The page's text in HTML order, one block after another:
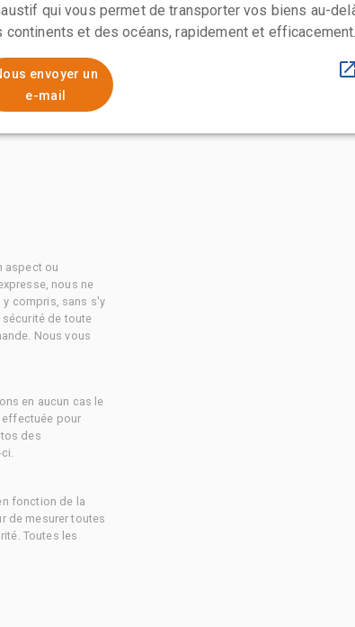
qui vous permet de transporter vos biens au-
continents et des océans, rapidement et efficacement.
envoyer un
e-mail
aspect ou
nous ne
compris, sans s'y
de toute
Nous vous
en aucun cas le
pour
des
fonction de la
de mesurer toutes
Toutes les